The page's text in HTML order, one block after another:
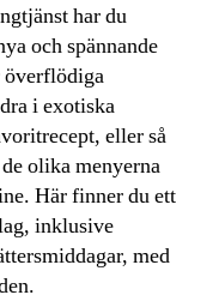
har du
och spännande
överflödiga
i exotiska
eller så
olika menyerna
Här finner du ett
inklusive
med